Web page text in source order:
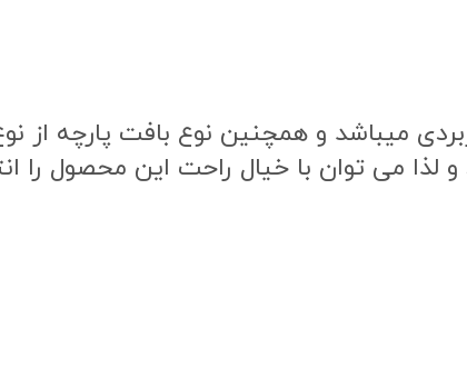
میباشد و همچنین نوع بافت پارچه از
لذا می توان با خیال راحت این محصول را